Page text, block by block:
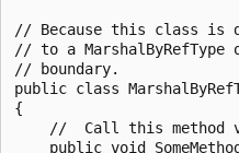
// Because this class is
// to a MarshalByRefType
// boundary.
public class
{
//  Call this method
public void